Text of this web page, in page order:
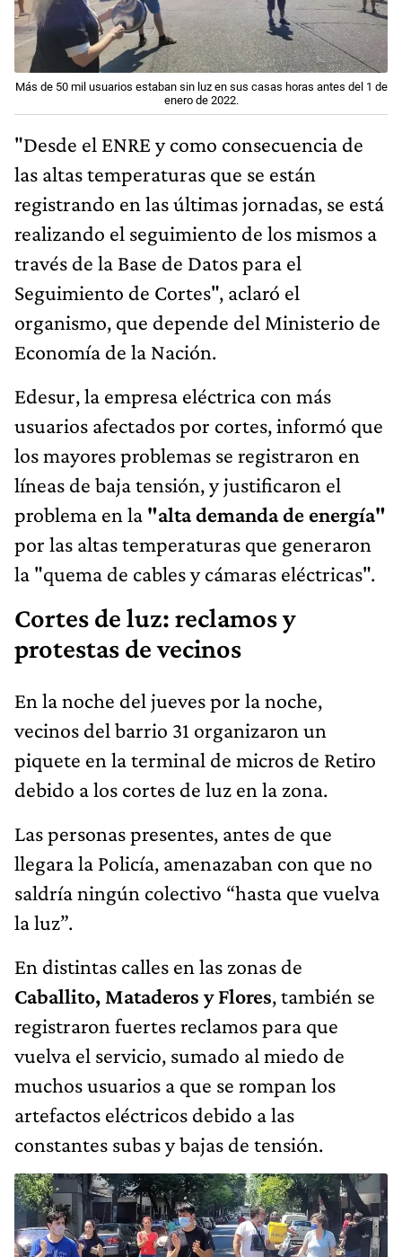
Más de 50 mil usuarios estaban sin luz en sus casas horas antes del 1 de
enero de 2022.
"Desde el ENRE y como consecuencia de
las altas temperaturas que se están
registrando en las últimas jornadas, se está
realizando el seguimiento de los mismos a
través de la Base de Datos para el
Seguimiento de Cortes", aclaró el
organismo, que depende del Ministerio de
Economía de la Nación.
Edesur, la empresa eléctrica con más
usuarios afectados por cortes, informó que
los mayores problemas se registraron en
líneas de baja tensión, y justificaron el
problema en la "alta demanda de energía"
por las altas temperaturas que generaron
la "quema de cables y cámaras eléctricas".
Cortes de luz: reclamos y
protestas de vecinos
En la noche del jueves por la noche,
vecinos del barrio 31 organizaron un
piquete en la terminal de micros de Retiro
debido a los cortes de luz en la zona.
Las personas presentes, antes de que
llegara la Policía, amenazaban con que no
saldría ningún colectivo “hasta que vuelva
la luz”.
En distintas calles en las zonas de
Caballito, Mataderos y Flores, también se
registraron fuertes reclamos para que
vuelva el servicio, sumado al miedo de
muchos usuarios a que se rompan los
artefactos eléctricos debido a las
constantes subas y bajas de tensión.